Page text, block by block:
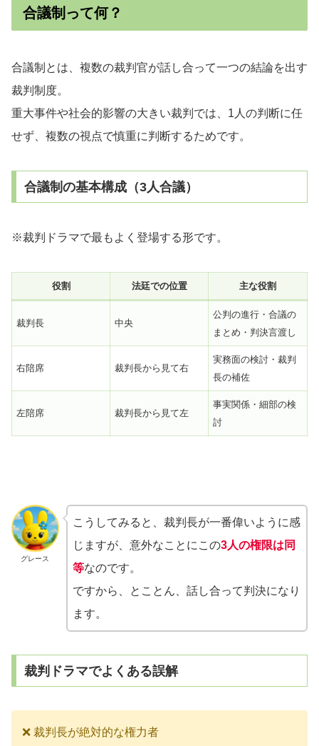
合議制って何？
合議制とは、複数の裁判官が話し合って一つの結論を出す
裁判制度。
重大事件や社会的影響の大きい裁判では、1人の判断に任
せず、複数の視点で慎重に判断するためです。
合議制の基本構成（3人合議）
※裁判ドラマで最もよく登場する形です。
役割 法廷での位置 主な役割
裁判長 中央
公判の進行・合議の
まとめ・判決言渡し
右陪席 裁判長から見て右
実務面の検討・裁判
長の補佐
左陪席 裁判長から見て左
事実関係・細部の検
討
グレース
こうしてみると、裁判長が一番偉いように感
じますが、意外なことにこの3人の権限は同
等なのです。
ですから、とことん、話し合って判決になり
ます。
裁判ドラマでよくある誤解
❌ 裁判長が絶対的な権力者